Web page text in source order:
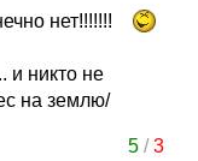
нет!!!!!!!
и никто не
на землю/
5/3